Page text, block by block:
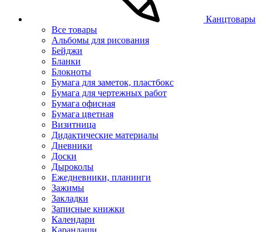
Канцтовары
Все товары
Альбомы для рисования
Бейджи
Бланки
Блокноты
Бумага для заметок, пластбокс
Бумага для чертежных работ
Бумага офисная
Бумага цветная
Визитница
Дидактические материалы
Дневники
Доски
Дыроколы
Ежедневники, планинги
Зажимы
Закладки
Записные книжки
Календари
Карандаши